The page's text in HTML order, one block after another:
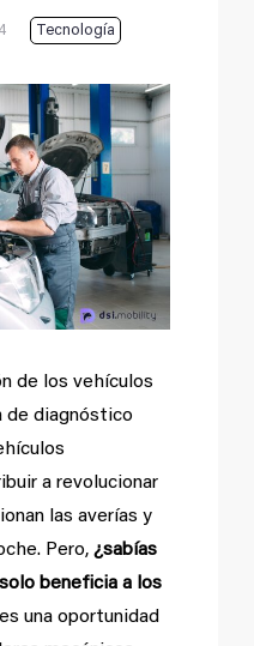
Tecnología
de los vehículos
de diagnóstico
a revolucionar
las averías y
Pero, ¿sabías
beneficia a los
una oportunidad